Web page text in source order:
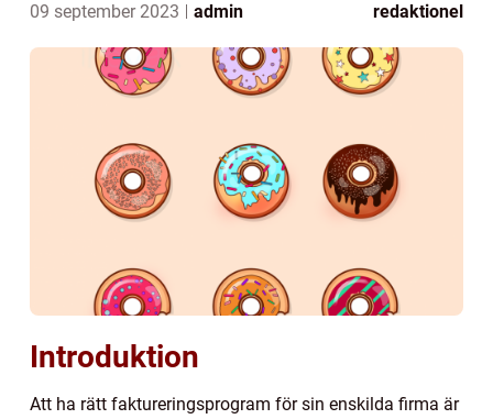
09 september 2023 admin redaktionel
Introduktion
Att ha rätt faktureringsprogram för sin enskilda firma är